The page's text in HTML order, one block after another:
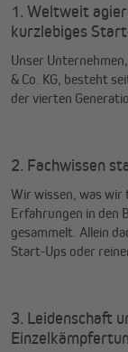
1. Weltweit
kurzlebiges
Unser
& Co. KG, besteht
der vierten
2. Fachwissen
Wir wissen, was wir
Erfahrungen in den
gesammelt. Allein
Start-Ups oder
3. Leidenschaft